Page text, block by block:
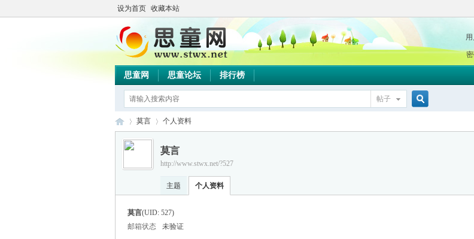
设为首页 收藏本站
思童网 思童论坛 排行榜
帖子
›
莫言
›
个人资料
莫言
http://www.stwx.net/?527
主题 个人资料
莫言(UID: 527)
邮箱状态
未验证